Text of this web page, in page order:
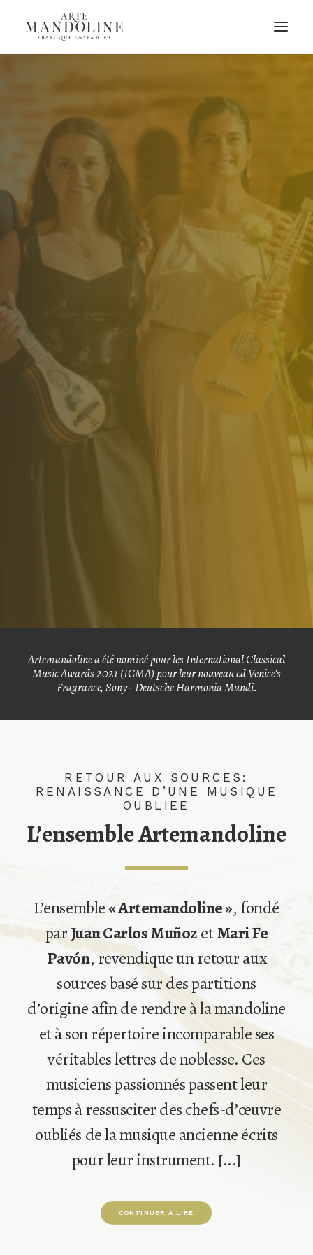
Artemandoline a été nominé pour les International Classical
Music Awards 2021 (ICMA) pour leur nouveau cd Venice’s
Fragrance, Sony - Deutsche Harmonia Mundi.
RETOUR AUX SOURCES:
RENAISSANCE D’UNE MUSIQUE
OUBLIEE
L’ensemble Artemandoline
L’ensemble« Artemandoline », fondé
parJuan Carlos MuñozetMari Fe
Pavón, revendique un retour aux
sources basé sur des partitions
d’origine afin de rendre à la mandoline
et à son répertoire incomparable ses
véritables lettres de noblesse. Ces
musiciens passionnés passent leur
temps à ressusciter des chefs-d’œuvre
oubliés de la musique ancienne écrits
pour leur instrument. [...]
CONTINUER À LIRE